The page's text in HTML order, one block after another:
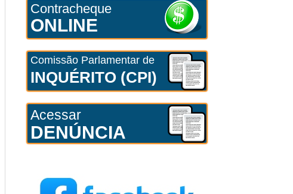
Contracheque
ONLINE
Comissão Parlamentar de
INQUÉRITO (CPI)
Acessar
DENÚNCIA